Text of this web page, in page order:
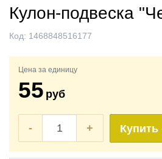
Кулон-подвеска
Код: 1468848516177
Цена за единицу
55 руб
- + Купить